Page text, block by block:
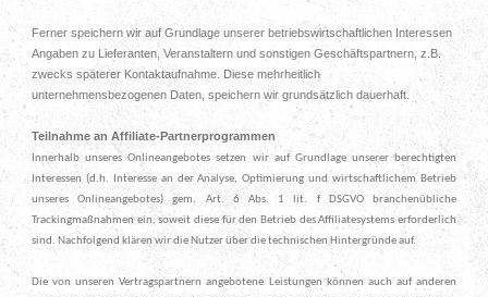
Ferner speichern wir auf Grundlage unserer betriebswirtschaftlichen Interessen
Angaben zu Lieferanten, Veranstaltern und sonstigen Geschäftspartnern, z.B.
zwecks späterer Kontaktaufnahme. Diese mehrheitlich
unternehmensbezogenen Daten, speichern wir grundsätzlich dauerhaft.
Teilnahme an Affiliate-Partnerprogrammen
Innerhalb unseres Onlineangebotes setzen wir auf Grundlage unserer berechtigten
Interessen (d.h. Interesse an der Analyse, Optimierung und wirtschaftlichem Betrieb
unseres Onlineangebotes) gem. Art. 6 Abs. 1 lit. f DSGVO branchenübliche
Trackingmaßnahmen ein, soweit diese für den Betrieb des Affiliatesystems erforderlich
sind. Nachfolgend klären wir die Nutzer über die technischen Hintergründe auf.
Die von unseren Vertragspartnern angebotene Leistungen können auch auf anderen